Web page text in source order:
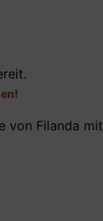
von Filanda mit